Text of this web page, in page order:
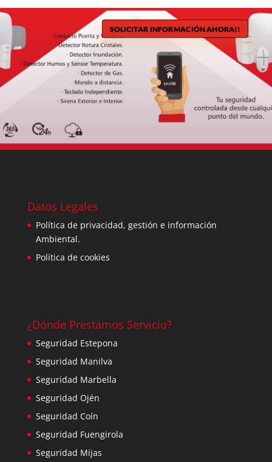
SOLICITAR INFORMACIÓN AHORA!!
Datos Legales
Política de privacidad, gestión e información
Ambiental.
Política de cookies
¿Dónde Prestamos Servicio?
Seguridad Estepona
Seguridad Manilva
Seguridad Marbella
Seguridad Ojén
Seguridad Coín
Seguridad Fuengirola
Seguridad Mijas